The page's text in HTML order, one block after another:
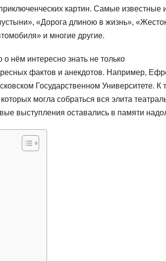
картин. Самые известные
«Дорога длиною в жизнь»,
и многие другие.
нём интересно знать не только
фактов и анекдотов. Например,
Государственном Университете. К
могла собраться вся элита
выступления оставались в памяти